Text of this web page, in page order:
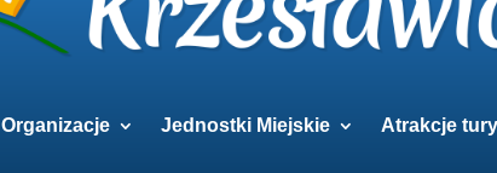
Organizacje Jednostki Miejskie Atrakcje